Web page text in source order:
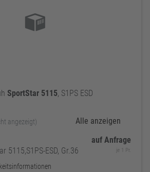
SportStar 5115, S1PS ESD
angezeigt)
Alle anzeigen
5115,S1PS-ESD, Gr.36
auf Anfrage
je 1 Pr.